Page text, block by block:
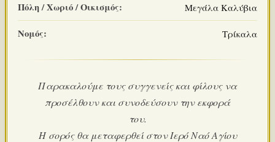
Πόλη / Χωριό / Οικισμός: Μεγάλα Καλύβια
Νομός: Τρίκαλα
Παρακαλούμε τους συγγενείς και φίλους να
προσέλθουν και συνοδεύσουν την εκφορά
του.
Η σορός θα μεταφερθεί στον Ιερό Ναό Αγίου